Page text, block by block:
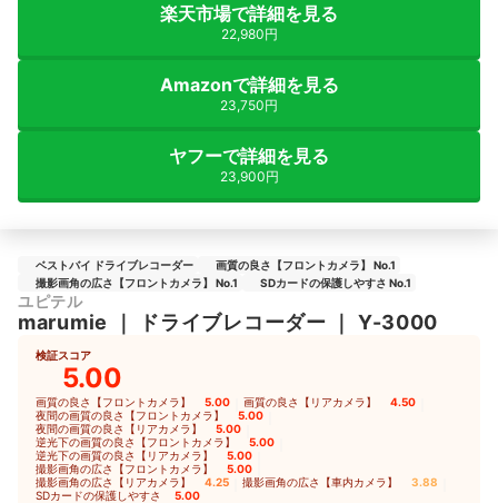
楽天市場で詳細を見る
22,980円
Amazonで詳細を見る
23,750円
ヤフーで詳細を見る
23,900円
ベストバイ ドライブレコーダー
画質の良さ【フロントカメラ】 No.1
撮影画角の広さ【フロントカメラ】 No.1
SDカードの保護しやすさ No.1
ユピテル
marumie ｜ ドライブレコーダー ｜ Y-3000
検証スコア
5.00
画質の良さ【フロントカメラ】 5.00 画質の良さ【リアカメラ】 4.50
夜間の画質の良さ【フロントカメラ】 5.00
夜間の画質の良さ【リアカメラ】 5.00
逆光下の画質の良さ【フロントカメラ】 5.00
逆光下の画質の良さ【リアカメラ】 5.00
撮影画角の広さ【フロントカメラ】 5.00
撮影画角の広さ【リアカメラ】 4.25 撮影画角の広さ【車内カメラ】 3.88
SDカードの保護しやすさ 5.00